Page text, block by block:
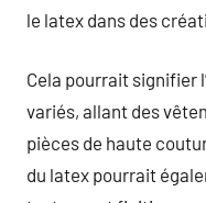
le latex dans des
Cela pourrait signifier
variés, allant des
pièces de haute
du latex pourrait